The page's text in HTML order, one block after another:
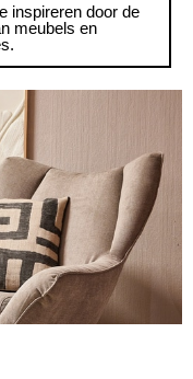
inspireren door de
meubels en